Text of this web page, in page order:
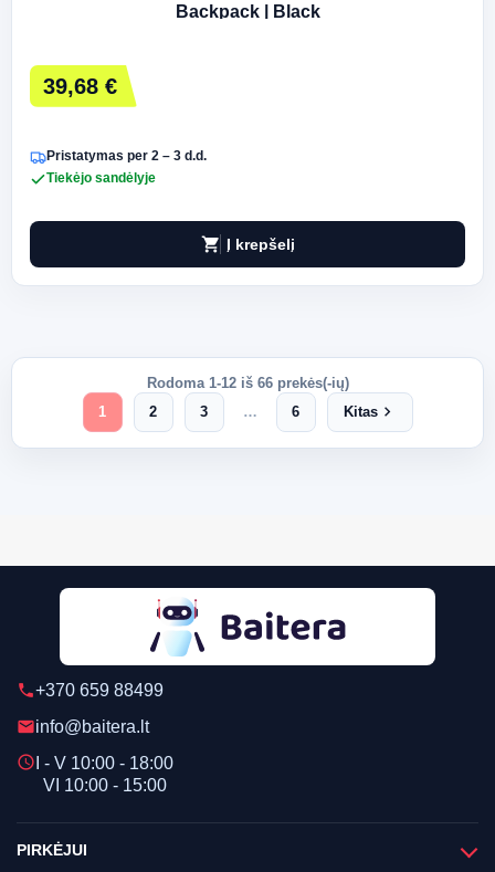
Backpack | Black
39,68 €
Pristatymas per 2 – 3 d.d.
Tiekėjo sandėlyje
shopping_cart Į krepšelį
Rodoma 1-12 iš 66 prekės(-ių)
1
2 3 … 6 Kitaschevron_right
phone+370 659 88499
emailinfo@baitera.lt
schedule I - V 10:00 - 18:00
VI 10:00 - 15:00
PIRKĖJUI